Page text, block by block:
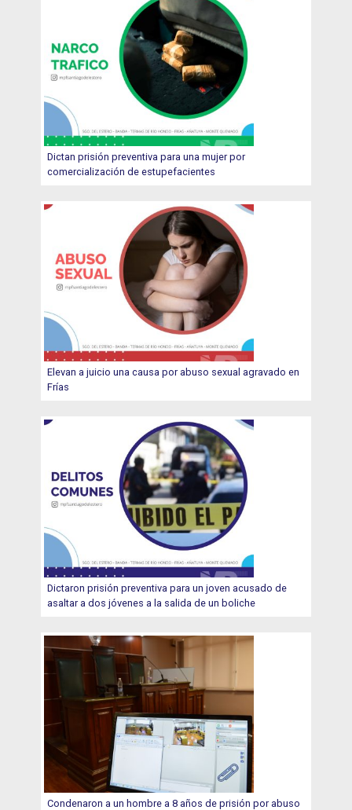
Dictan prisión preventiva para una mujer por
comercialización de estupefacientes
Elevan a juicio una causa por abuso sexual agravado en
Frías
Dictaron prisión preventiva para un joven acusado de
asaltar a dos jóvenes a la salida de un boliche
Condenaron a un hombre a 8 años de prisión por abuso